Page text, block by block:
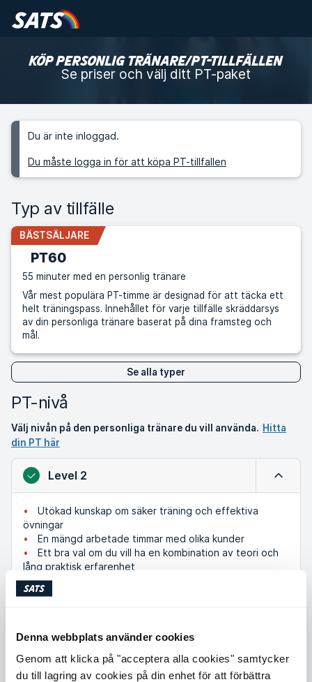
Denna webbplats använder cookies
Genom att klicka på "acceptera alla cookies" samtycker
du till lagring av cookies på din enhet för att förbättra
KÖP PERSONLIG TRÄNARE/PT-TILLFÄLLEN
Se priser och välj ditt PT-paket
Du är inte inloggad.
Du måste logga in för att köpa PT-tillfallen
Typ av tillfälle
PT60
BÄSTSÄLJARE
55 minuter med en personlig tränare
Vår mest populära PT-timme är designad för att täcka ett
helt träningspass. Innehållet för varje tillfälle skräddarsys
av din personliga tränare baserat på dina framsteg och
mål.
Se alla typer
PT-nivå
Välj nivån på den personliga tränare du vill använda. Hitta
din PT här
Level 2
Utökad kunskap om säker träning och effektiva
övningar
En mängd arbetade timmar med olika kunder
Ett bra val om du vill ha en kombination av teori och
lång praktisk erfarenhet
Level 3
Level 4